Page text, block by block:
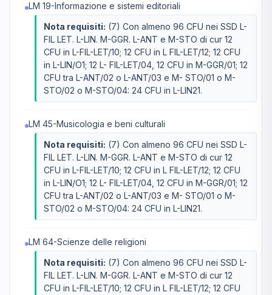
LM 19-Informazione e sistemi editoriali
Nota requisiti: (7) Con almeno 96 CFU nei SSD L-
FIL LET. L-LIN. M-GGR. L-ANT e M-STO di cur 12
CFU in L-FIL-LET/10; 12 CFU in L FIL-LET/12; 12 CFU
in L-LIN/O1; 12 L- FIL-LET/04, 12 CFU in M-GGR/01; 12
CFU tra L-ANT/02 o L-ANT/03 e M- STO/01 o M-
STO/02 o M-STO/04: 24 CFU in L-LIN21.
LM 45-Musicologia e beni culturali
Nota requisiti: (7) Con almeno 96 CFU nei SSD L-
FIL LET. L-LIN. M-GGR. L-ANT e M-STO di cur 12
CFU in L-FIL-LET/10; 12 CFU in L FIL-LET/12; 12 CFU
in L-LIN/O1; 12 L- FIL-LET/04, 12 CFU in M-GGR/01; 12
CFU tra L-ANT/02 o L-ANT/03 e M- STO/01 o M-
STO/02 o M-STO/04: 24 CFU in L-LIN21.
LM 64-Scienze delle religioni
Nota requisiti: (7) Con almeno 96 CFU nei SSD L-
FIL LET. L-LIN. M-GGR. L-ANT e M-STO di cur 12
CFU in L-FIL-LET/10; 12 CFU in L FIL-LET/12; 12 CFU